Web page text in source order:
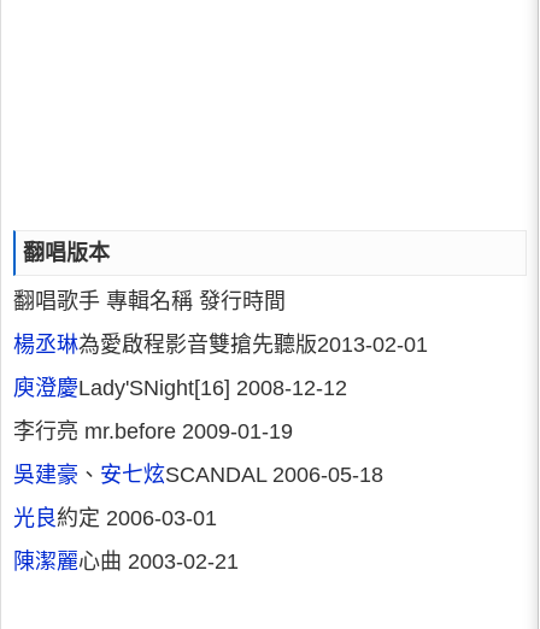
翻唱版本
翻唱歌手 專輯名稱 發行時間
楊丞琳為愛啟程影音雙搶先聽版2013-02-01
庾澄慶Lady'SNight[16] 2008-12-12
李行亮 mr.before 2009-01-19
吳建豪 、 安七炫SCANDAL 2006-05-18
光良約定 2006-03-01
陳潔麗心曲 2003-02-21